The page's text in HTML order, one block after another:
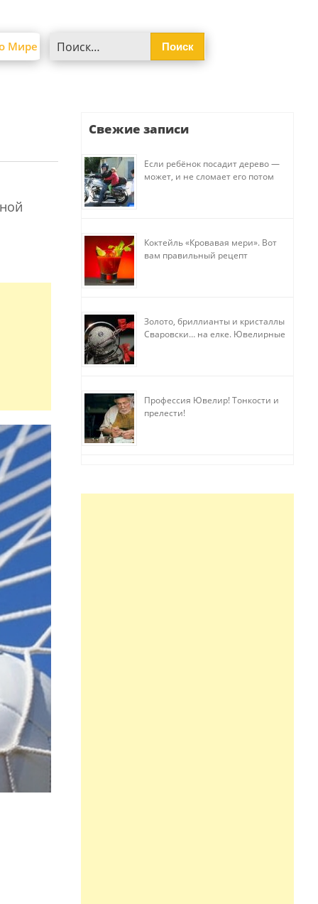
Мире
Свежие записи
Если ребёнок посадит дерево —
может, и не сломает его потом
Коктейль «Кровавая мери». Вот
вам правильный рецепт
Золото, бриллианты и кристаллы
Сваровски… на елке. Ювелирные
Профессия Ювелир! Тонкости и
прелести!